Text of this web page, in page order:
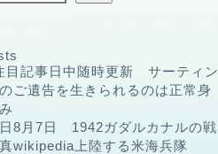
目記事日中随時更新 サーティン
ご遺告を生きられるのは正常身
8月7日 1942ガダルカナルの戦
wikipedia上陸する米海兵隊